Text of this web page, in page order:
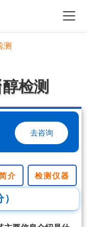
测
检测
去咨询
介 检测仪器